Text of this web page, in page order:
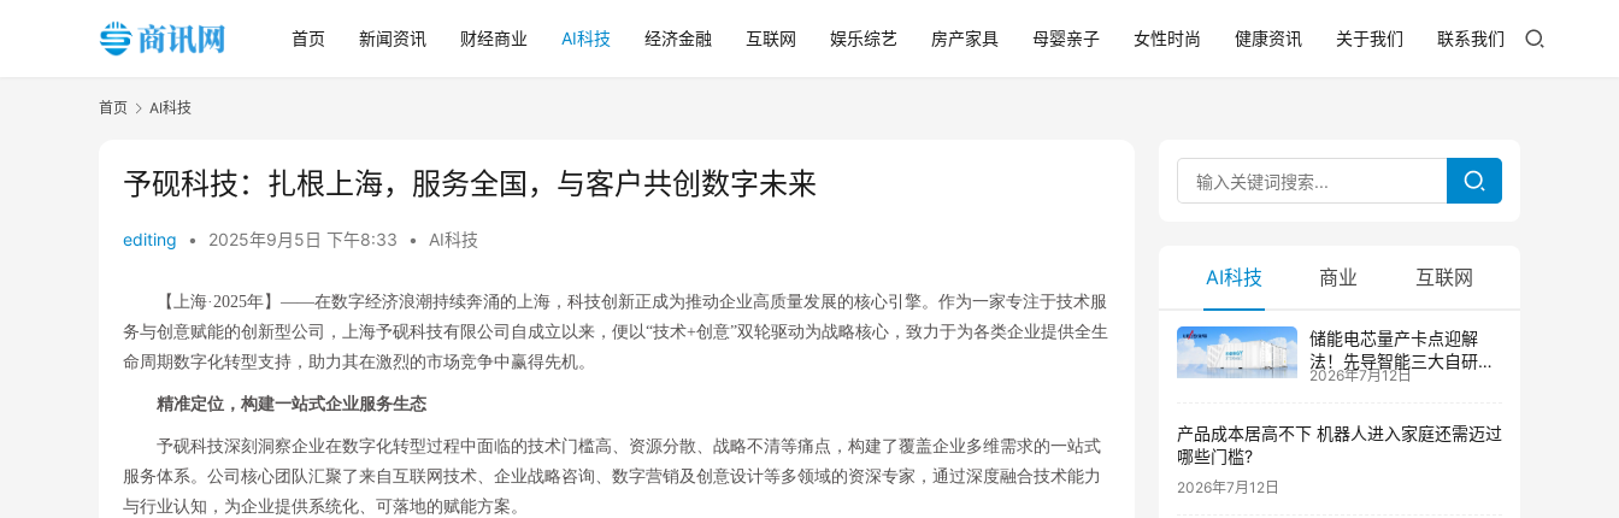
首页 新闻资讯 财经商业 AI科技 经济金融 互联网 娱乐综艺 房产家具 母婴亲子 女性时尚 健康资讯 关于我们 联系我们
首页 AI科技
予砚科技：扎根上海，服务全国，与客户共创数字未来
editing • 2025年9月5日 下午8:33 • AI科技
【上海·2025年】——在数字经济浪潮持续奔涌的上海，科技创新正成为推动企业高质量发展的核心引擎。作为一家专注于技术服
务与创意赋能的创新型公司，上海予砚科技有限公司自成立以来，便以“技术+创意”双轮驱动为战略核心，致力于为各类企业提供全生
命周期数字化转型支持，助力其在激烈的市场竞争中赢得先机。
精准定位，构建一站式企业服务生态
予砚科技深刻洞察企业在数字化转型过程中面临的技术门槛高、资源分散、战略不清等痛点，构建了覆盖企业多维需求的一站式
服务体系。公司核心团队汇聚了来自互联网技术、企业战略咨询、数字营销及创意设计等多领域的资深专家，通过深度融合技术能力
与行业认知，为企业提供系统化、可落地的赋能方案。
AI科技 商业 互联网
储能电芯量产卡点迎解
法！先导智能三大自研技
术攻克大尺寸制芯难题
2026年7月12日
产品成本居高不下 机器人进入家庭还需迈过
哪些门槛?
2026年7月12日